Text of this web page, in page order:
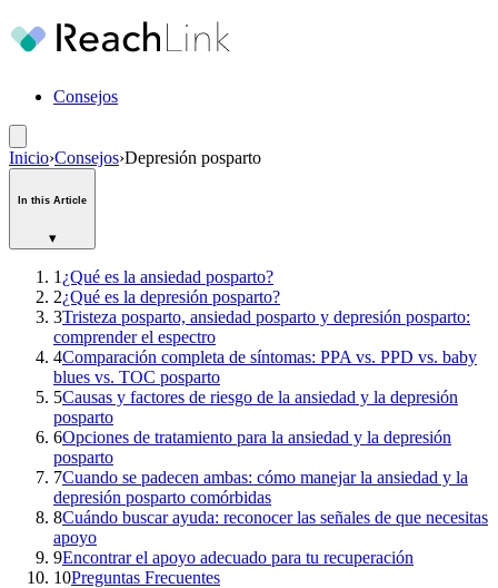
Consejos
Inicio›Consejos›Depresión posparto
In this Article
▾
1 ¿Qué es la ansiedad posparto?
2¿Qué es la depresión posparto?
3Tristeza posparto, ansiedad posparto y depresión posparto:
comprender el espectro
4Comparación completa de síntomas: PPA vs. PPD vs. baby
blues vs. TOC posparto
5Causas y factores de riesgo de la ansiedad y la depresión
posparto
6Opciones de tratamiento para la ansiedad y la depresión
posparto
7Cuando se padecen ambas: cómo manejar la ansiedad y la
depresión posparto comórbidas
8Cuándo buscar ayuda: reconocer las señales de que necesitas
apoyo
9Encontrar el apoyo adecuado para tu recuperación
10Preguntas Frecuentes